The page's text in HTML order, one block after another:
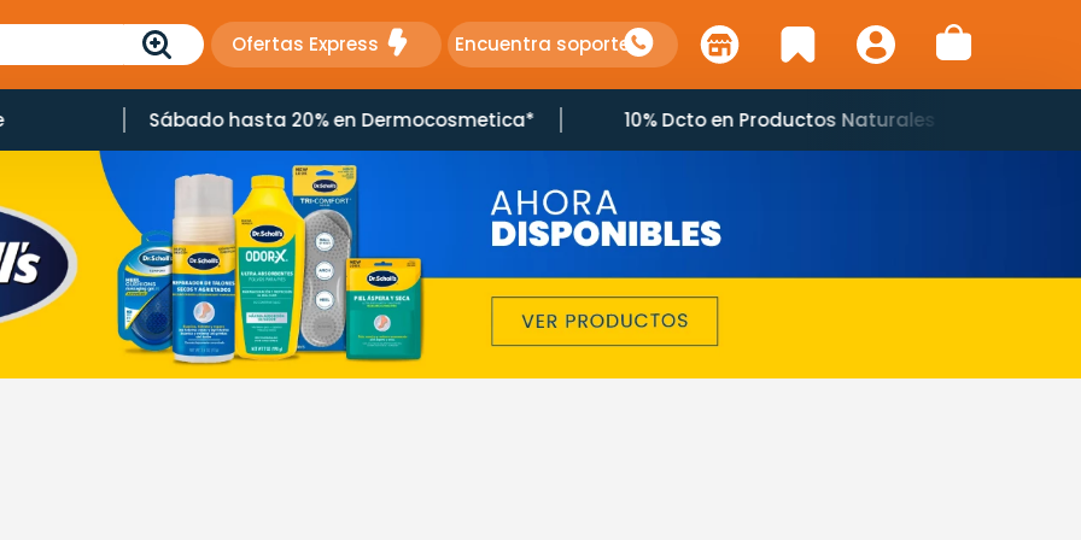
Ofertas Express Encuentra soporte
Sábado hasta 20% en Dermocosmetica* 10% Dcto en Productos Naturales